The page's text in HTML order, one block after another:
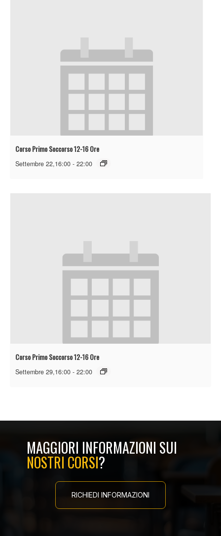
Corso Primo Soccorso 12-16 Ore
Settembre 22,16:00 - 22:00
Corso Primo Soccorso 12-16 Ore
Settembre 29,16:00 - 22:00
MAGGIORI INFORMAZIONI SUI
NOSTRI CORSI?
RICHIEDI INFORMAZIONI